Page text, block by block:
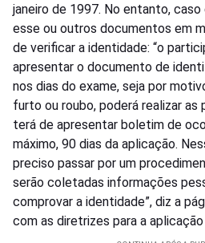
janeiro de 1997. No entanto,
esse ou outros documentos em
de verificar a identidade: “o
apresentar o documento de
nos dias do exame, seja por
furto ou roubo, poderá realizar as
terá de apresentar boletim de
máximo, 90 dias da aplicação.
preciso passar por um
serão coletadas informações
comprovar a identidade”, diz a
com as diretrizes para a